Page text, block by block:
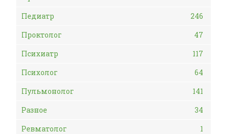
Педиатр
246
Проктолог
47
Психиатр
117
Психолог
64
Пульмонолог
141
Разное
34
Ревматолог
1